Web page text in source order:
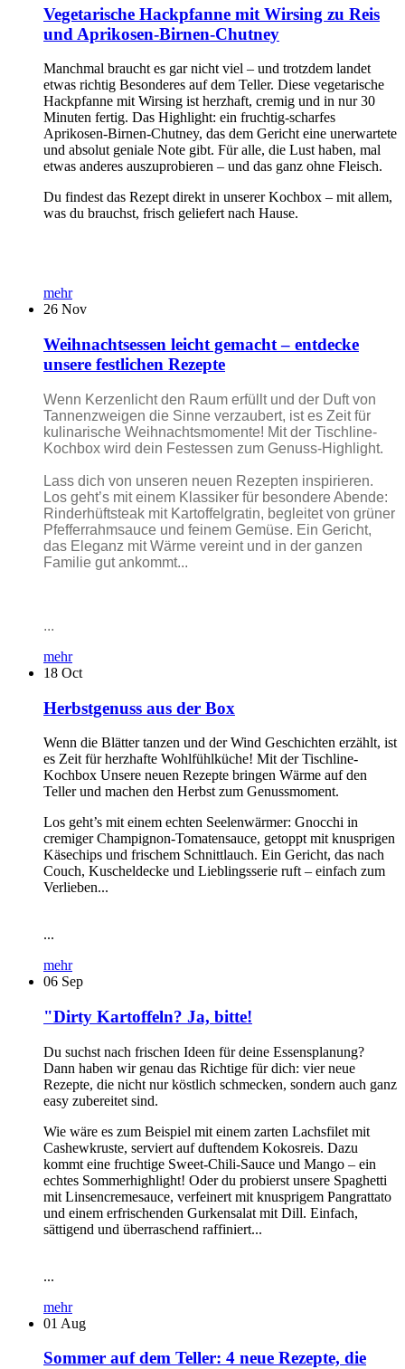
Vegetarische Hackpfanne mit Wirsing zu Reis
und Aprikosen-Birnen-Chutney
Manchmal braucht es gar nicht viel – und trotzdem landet
etwas richtig Besonderes auf dem Teller. Diese vegetarische
Hackpfanne mit Wirsing ist herzhaft, cremig und in nur 30
Minuten fertig. Das Highlight: ein fruchtig-scharfes
Aprikosen-Birnen-Chutney, das dem Gericht eine unerwartete
und absolut geniale Note gibt. Für alle, die Lust haben, mal
etwas anderes auszuprobieren – und das ganz ohne Fleisch.
Du findest das Rezept direkt in unserer Kochbox – mit allem,
was du brauchst, frisch geliefert nach Hause.
mehr
26 Nov
Weihnachtsessen leicht gemacht – entdecke
unsere festlichen Rezepte
Wenn Kerzenlicht den Raum erfüllt und der Duft von
Tannenzweigen die Sinne verzaubert, ist es Zeit für
kulinarische Weihnachtsmomente! Mit der Tischline-
Kochbox wird dein Festessen zum Genuss-Highlight.
Lass dich von unseren neuen Rezepten inspirieren.
Los geht’s mit einem Klassiker für besondere Abende:
Rinderhüftsteak mit Kartoffelgratin, begleitet von grüner
Pfefferrahmsauce und feinem Gemüse. Ein Gericht,
das Eleganz mit Wärme vereint und in der ganzen
Familie gut ankommt...
...
mehr
18 Oct
Herbstgenuss aus der Box
Wenn die Blätter tanzen und der Wind Geschichten erzählt, ist
es Zeit für herzhafte Wohlfühlküche! Mit der Tischline-
Kochbox Unsere neuen Rezepte bringen Wärme auf den
Teller und machen den Herbst zum Genussmoment.
Los geht’s mit einem echten Seelenwärmer: Gnocchi in
cremiger Champignon-Tomatensauce, getoppt mit knusprigen
Käsechips und frischem Schnittlauch. Ein Gericht, das nach
Couch, Kuscheldecke und Lieblingsserie ruft – einfach zum
Verlieben...
...
mehr
06 Sep
"Dirty Kartoffeln? Ja, bitte!
Du suchst nach frischen Ideen für deine Essensplanung?
Dann haben wir genau das Richtige für dich: vier neue
Rezepte, die nicht nur köstlich schmecken, sondern auch ganz
easy zubereitet sind.
Wie wäre es zum Beispiel mit einem zarten Lachsfilet mit
Cashewkruste, serviert auf duftendem Kokosreis. Dazu
kommt eine fruchtige Sweet-Chili-Sauce und Mango – ein
echtes Sommerhighlight! Oder du probierst unsere Spaghetti
mit Linsencremesauce, verfeinert mit knusprigem Pangrattato
und einem erfrischenden Gurkensalat mit Dill. Einfach,
sättigend und überraschend raffiniert...
...
mehr
01 Aug
Sommer auf dem Teller: 4 neue Rezepte, die